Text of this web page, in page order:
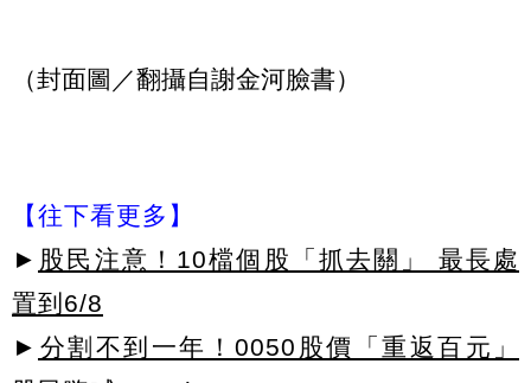
（封面圖／翻攝自謝金河臉書）
【往下看更多】
► 股民注意！10檔個股「抓去關」 最長處
置到6/8
► 分割不到一年！0050股價「重返百元」